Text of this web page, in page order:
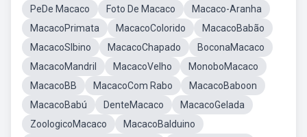
PeDe Macaco
Foto De Macaco
Macaco-Aranha
MacacoPrimata
MacacoColorido
MacacoBabão
MacacoSlbino
MacacoChapado
BoconaMacaco
MacacoMandril
MacacoVelho
MonoboMacaco
MacacoBB
MacacoCom Rabo
MacacoBaboon
MacacoBabú
DenteMacaco
MacacoGelada
ZoologicoMacaco
MacacoBalduino